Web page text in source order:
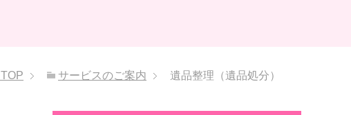
TOP サービスのご案内 遺品整理（遺品処分）